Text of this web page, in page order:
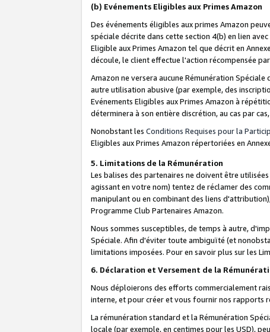
(b) Evénements Eligibles aux Primes Amazon
Des événements éligibles aux primes Amazon
spéciale décrite dans cette section 4(b) en lien avec
Eligible aux Primes Amazon tel que décrit en
découle, le client effectue l'action récompensée
Amazon ne versera aucune Rémunération
autre utilisation abusive (par exemple, des
Evénements Eligibles aux Primes Amazon à
déterminera à son entière discrétion, au cas par
Nonobstant les Conditions Requises pour la
Eligibles aux Primes Amazon répertoriées en
5. Limitations de la Rémunération
Les balises des partenaires ne doivent être
agissant en votre nom) tentez de réclamer des
manipulant ou en combinant des liens
Programme Club Partenaires Amazon.
Nous sommes susceptibles, de temps à autre,
Spéciale. Afin d'éviter toute ambiguïté (et
limitations imposées. Pour en savoir plus sur les
6. Déclaration et Versement de la
Nous déploierons des efforts commercialement
interne, et pour créer et vous fournir nos rapports
La rémunération standard et la Rémunération
locale (par exemple, en centimes pour les USD),